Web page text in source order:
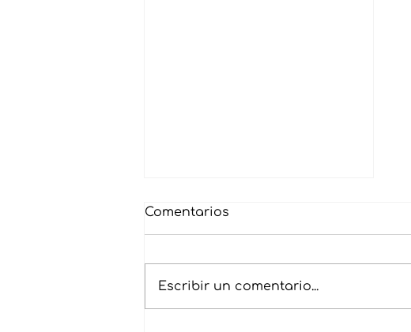
Comentarios
Escribir un comentario...